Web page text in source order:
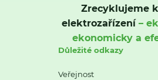
Zrecyklujeme
elektrozařízení–
ekonomicky a
Důležité odkazy
Veřejnost